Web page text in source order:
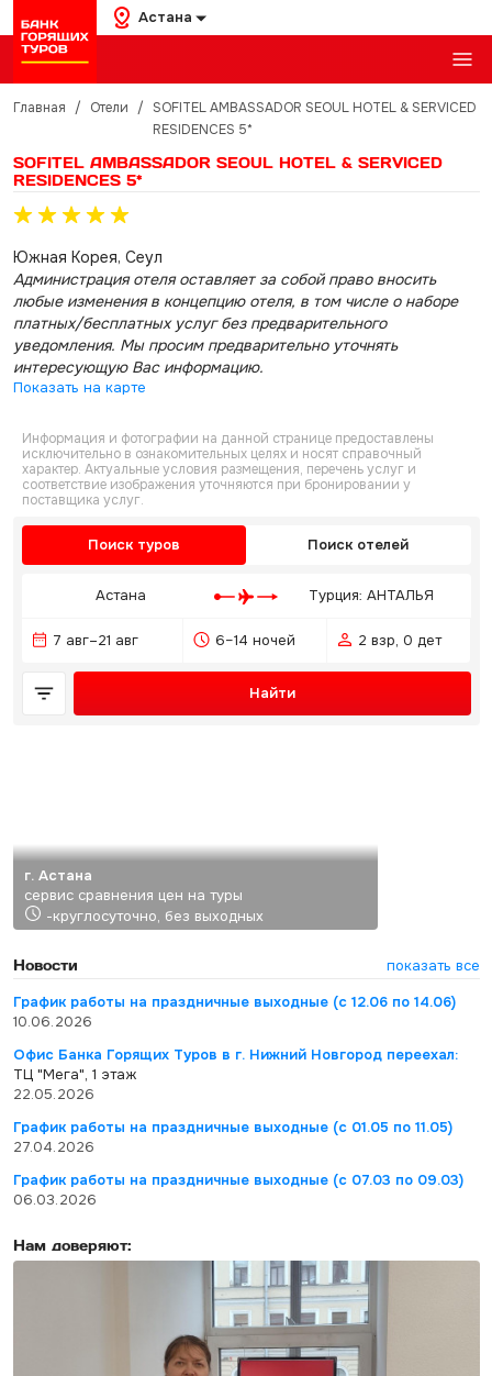
Астана
Главная / Отели /
SOFITEL AMBASSADOR SEOUL HOTEL & SERVICED
RESIDENCES 5*
SOFITEL AMBASSADOR SEOUL HOTEL & SERVICED
RESIDENCES 5*
Южная Корея, Сеул
Администрация отеля оставляет за собой право вносить
любые изменения в концепцию отеля, в том числе о наборе
платных/бесплатных услуг без предварительного
уведомления. Мы просим предварительно уточнять
интересующую Вас информацию.
Показать на карте
Информация и фотографии на данной странице предоставлены
исключительно в ознакомительных целях и носят справочный
характер. Актуальные условия размещения, перечень услуг и
соответствие изображения уточняются при бронировании у
поставщика услуг.
Поиск туров Поиск отелей
Астана Турция: АНТАЛЬЯ
7 авг–21 авг 6–14 ночей 2 взр, 0 дет
Найти
г. Астана
сервис сравнения цен на туры
-круглосуточно, без выходных
Новости
показать все
График работы на праздничные выходные (с 12.06 по 14.06)
10.06.2026
Офис Банка Горящих Туров в г. Нижний Новгород переехал:
ТЦ "Мега", 1 этаж
22.05.2026
График работы на праздничные выходные (с 01.05 по 11.05)
27.04.2026
График работы на праздничные выходные (с 07.03 по 09.03)
06.03.2026
Нам доверяют: